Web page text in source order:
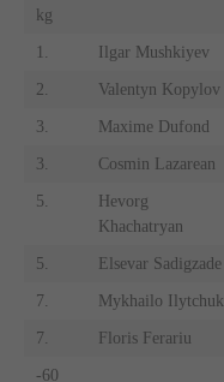
kg
1. Ilgar Mushkiyev
2. Valentyn Kopylov
3. Maxime Dufond
3. Cosmin Lazarean
5.
Hevorg
Khachatryan
5. Elsevar Sadigzade
7. Mykhailo Ilytchuk
7. Floris Ferariu
-60